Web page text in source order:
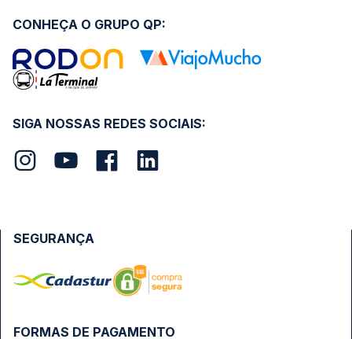
SIGA NOSSAS REDES SOCIAIS:
CONHEÇA O GRUPO QP:
FORMAS DE PAGAMENTO
SEGURANÇA